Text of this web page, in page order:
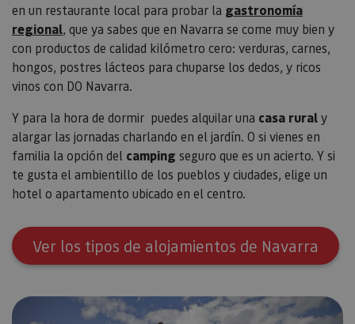
en un restaurante local para probar la gastronomía
regional, que ya sabes que en Navarra se come muy bien y
con productos de calidad kilómetro cero: verduras, carnes,
hongos, postres lácteos para chuparse los dedos, y ricos
vinos con DO Navarra.
Y para la hora de dormir puedes alquilar una casa ruraly
alargar las jornadas charlando en el jardín. O si vienes en
familia la opción del camping seguro que es un acierto. Y si
te gusta el ambientillo de los pueblos y ciudades, elige un
hotel o apartamento ubicado en el centro.
Ver los tipos de alojamientos de Navarra